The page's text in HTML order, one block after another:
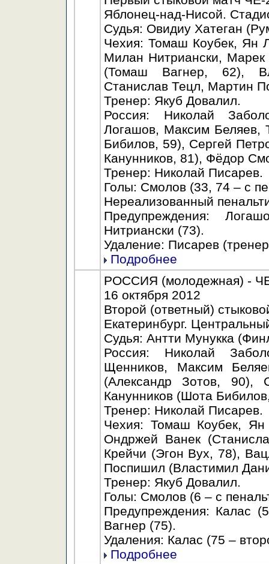
Яблонец-над-Нисой.
Судья: Овидиу Хатеган
Чехия: Томаш Коубек, Ян
Милан Нитриански,
(Томаш Вагнер, 62),
Станислав Тецл, Мартин
Тренер: Якуб Довалил.
Россия: Николай
Логашов, Максим Беляев,
Бибилов, 59), Сергей
Канунников, 81), Фёдор
Тренер: Николай Писарев.
Голы: Смолов (33, 74 – с
Нереализованный
Предупреждения:
Нитриански (73).
Удаление: Писарев
Подробнее
РОССИЯ (молодежная) -
16 октября 2012
Второй (ответный)
Екатеринбург.
Судья: Антти Мунукка
Россия: Николай
Щенников, Максим
(Александр Зотов, 90),
Канунников (Шота
Тренер: Николай Писарев.
Чехия: Томаш Коубек,
Ондржей Ванек
Крейчи (Эгон Вух, 78),
Поспишил (Властимил
Тренер: Якуб Довалил.
Голы: Смолов (6 – с
Предупреждения: Калас
Вагнер (75).
Удаления: Калас (75 –
Подробнее